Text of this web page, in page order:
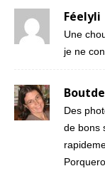
Féelyli
Une
je ne
Des
de bons